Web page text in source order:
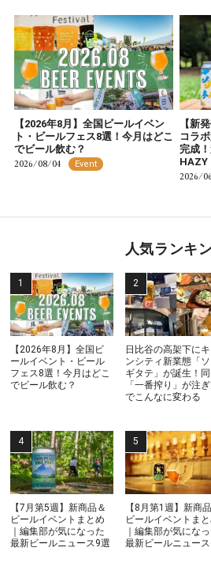
【2026年8月】全国ビールイベン
ト・ビールフェス8選！今月はどこ
でビール飲む？
2026/08/04 Event
【新
コラ
完成
HAZY
2026/
人気ランキ
【2026年8月】全国ビ
ールイベント・ビール
フェス8選！今月はどこ
でビール飲む？
日比谷の高架下にキ
ンシティ新業態「
ギタテ」が誕生！同
「一番搾り」が注
でこんなに変わる
【7月第5週】新商品＆
ビールイベントまとめ
｜編集部が気になった
最新ビールニュース9選
【8月第1週】新商
ビールイベントま
｜編集部が気にな
最新ビールニュー